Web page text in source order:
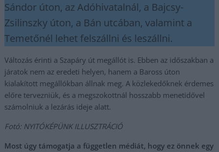
Sándor úton, az Adóhivatalnál, a Bajcsy-
Zsilinszky úton, a Bán utcában, valamint a
Temetőnél lehet felszállni és leszállni.
Változás érinti a Szapáry út megállót is. Ebben az időszakban a
járatok nem az eredeti helyen, hanem a Baross úton
kialakított megállókban állnak meg. A közlekedőknek érdemes
előre tervezniük, és a megszokottnál hosszabb menetidővel
számolniuk a lezárás ideje alatt.
Fotó: NYITÓKÉPÜNK ILLUSZTRÁCIÓ
Most úgy támogatja a független médiát, hogy ez önnek egy